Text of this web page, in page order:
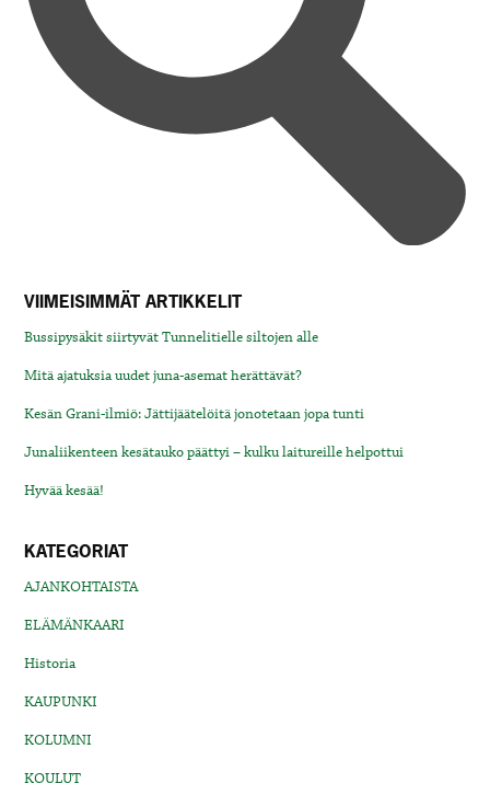
VIIMEISIMMÄT ARTIKKELIT
Bussipysäkit siirtyvät Tunnelitielle siltojen alle
Mitä ajatuksia uudet juna-asemat herättävät?
Kesän Grani-ilmiö: Jättijäätelöitä jonotetaan jopa tunti
Junaliikenteen kesätauko päättyi – kulku laitureille helpottui
Hyvää kesää!
KATEGORIAT
AJANKOHTAISTA
ELÄMÄNKAARI
Historia
KAUPUNKI
KOLUMNI
KOULUT